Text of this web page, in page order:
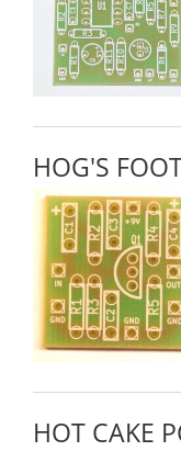
HOG'S
HOT CAKE